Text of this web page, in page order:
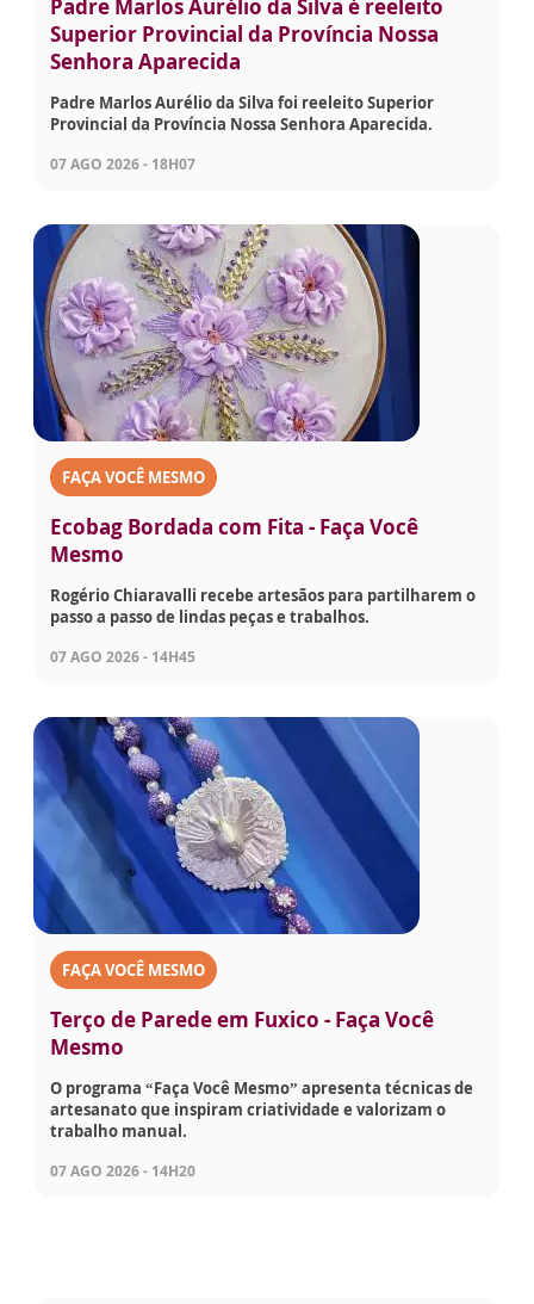
Padre Marlos Aurélio da Silva é reeleito
Superior Provincial da Província Nossa
Senhora Aparecida
Padre Marlos Aurélio da Silva foi reeleito Superior
Provincial da Província Nossa Senhora Aparecida.
07 AGO 2026 - 18H07
FAÇA VOCÊ MESMO
Ecobag Bordada com Fita - Faça Você
Mesmo
Rogério Chiaravalli recebe artesãos para partilharem o
passo a passo de lindas peças e trabalhos.
07 AGO 2026 - 14H45
FAÇA VOCÊ MESMO
Terço de Parede em Fuxico - Faça Você
Mesmo
O programa “Faça Você Mesmo” apresenta técnicas de
artesanato que inspiram criatividade e valorizam o
trabalho manual.
07 AGO 2026 - 14H20